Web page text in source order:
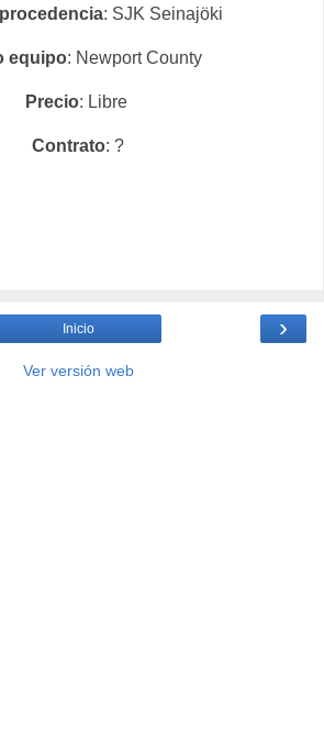
: SJK Seinajöki
equipo: Newport County
Precio: Libre
Contrato: ?
›
Inicio
Ver versión web